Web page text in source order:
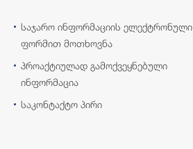
საჯარო ინფორმაციის ელექტრონული
ფორმით მოთხოვნა
პროაქტიულად გამოქვეყნებული
ინფორმაცია
საკონტაქტო პირი